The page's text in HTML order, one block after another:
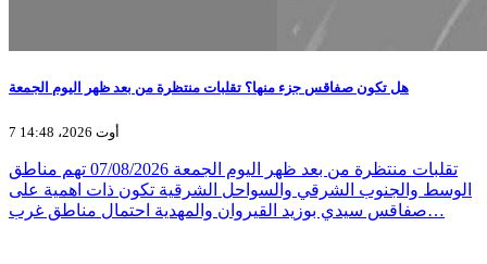
هل تكون صفاقس جزء منها؟ تقلبات منتظرة من بعد ظهر اليوم الجمعة
7 أوت 2026، 14:48
تقلبات منتظرة من بعد ظهر اليوم الجمعة 07/08/2026 تهم مناطق
الوسط والجنوب الشرقي والسواحل الشرقية تكون ذات اهمية على
صفاقس سيدي بوزيد القيروان والمهدية احتمال مناطق غرب…